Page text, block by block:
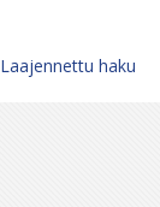
Laajennettu haku